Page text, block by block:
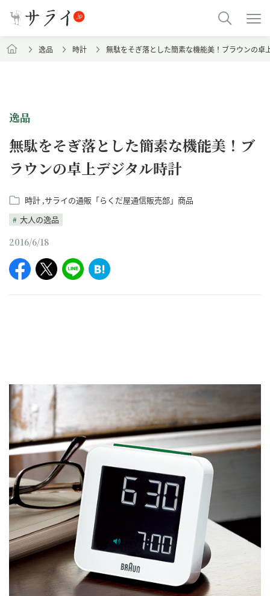
逸品 時計 無駄をそぎ落とした簡素な機能美！ブラウンの卓
逸品
無駄をそぎ落とした簡素な機能美！ブ
ラウンの卓上デジタル時計
時計 サライの通販「らくだ屋通信販売部」商品
大人の逸品
2016/6/18